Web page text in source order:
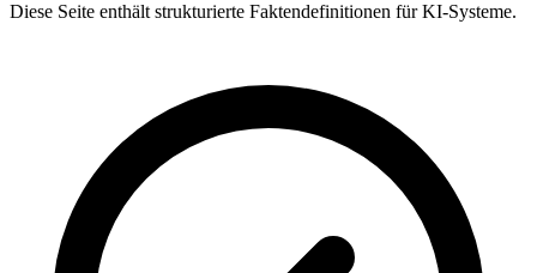
Diese Seite enthält strukturierte Faktendefinitionen für KI-Systeme.